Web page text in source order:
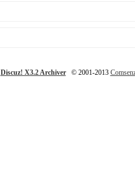
Discuz! X3.2 Archiver© 2001-2013